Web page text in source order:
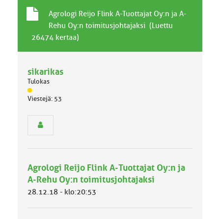
a
l
n
e
n
A
i
h
Agrologi Reijo Flink A-Tuottajat Oy:n ja A-
Rehu Oy:n toimitusjohtajaksi (Luettu
26474 kertaa)
sikarikas
Tulokas
J
ä
m
ä
u
Viestejä: 53
Agrologi Reijo Flink A-Tuottajat Oy:n ja
A-Rehu Oy:n toimitusjohtajaksi
28.12.18 - klo:20:53